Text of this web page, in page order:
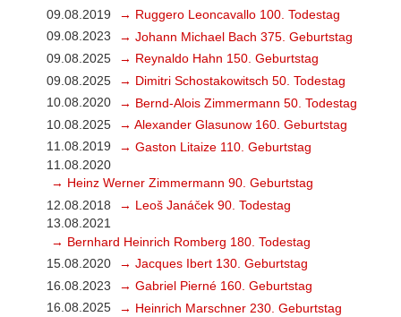
09.08.2019
→ Ruggero Leoncavallo 100. Todestag
09.08.2023
→ Johann Michael Bach 375. Geburtstag
09.08.2025
→ Reynaldo Hahn 150. Geburtstag
09.08.2025
→ Dimitri Schostakowitsch 50. Todestag
10.08.2020
→ Bernd-Alois Zimmermann 50. Todestag
10.08.2025
→ Alexander Glasunow 160. Geburtstag
11.08.2019
→ Gaston Litaize 110. Geburtstag
11.08.2020
→ Heinz Werner Zimmermann 90. Geburtstag
12.08.2018
→ Leoš Janáček 90. Todestag
13.08.2021
→ Bernhard Heinrich Romberg 180. Todestag
15.08.2020
→ Jacques Ibert 130. Geburtstag
16.08.2023
→ Gabriel Pierné 160. Geburtstag
16.08.2025
→ Heinrich Marschner 230. Geburtstag